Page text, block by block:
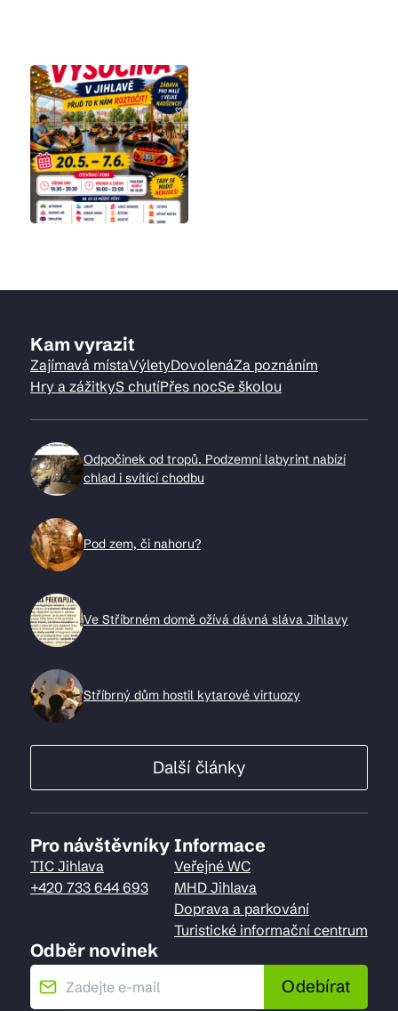
Kam vyrazit
Zajímavá místaVýletyDovolenáZa poznáním
Hry a zážitkyS chutíPřes nocSe školou
Odpočinek od tropů. Podzemní labyrint nabízí
chlad i svítící chodbu
Pod zem, či nahoru?
Ve Stříbrném domě ožívá dávná sláva Jihlavy
Stříbrný dům hostil kytarové virtuozy
Další články
Pro návštěvníky
TIC Jihlava
+420 733 644 693
Informace
Veřejné WC
MHD Jihlava
Doprava a parkování
Turistické informační centrum
Odběr novinek
Odebírat